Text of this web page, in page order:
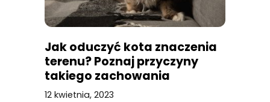
Jak oduczyć kota znaczenia
terenu? Poznaj przyczyny
takiego zachowania
12 kwietnia, 2023